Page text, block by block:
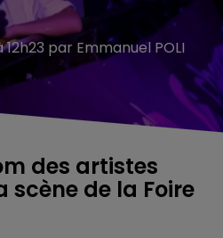
12h23 par Emmanuel POLI
des artistes
scène de la Foire